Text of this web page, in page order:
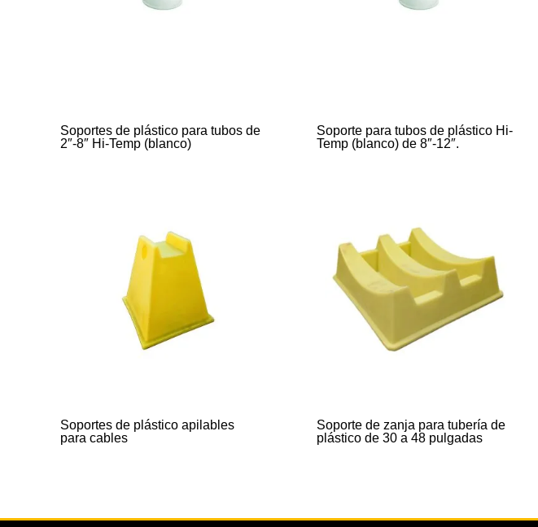
Soportes de plástico para tubos de
2″-8″ Hi-Temp (blanco)
Soporte para tubos de plástico Hi-
Temp (blanco) de 8″-12″.
Soportes de plástico apilables
para cables
Soporte de zanja para tubería de
plástico de 30 a 48 pulgadas